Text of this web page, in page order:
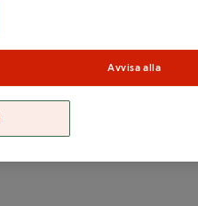
Avvisa alla